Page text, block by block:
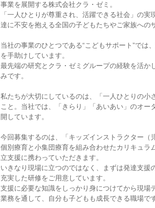
事業を展開する株式会社クラ・ゼミ。
「一人ひとりが尊重され、活躍できる社会」の
達に不安を抱える全国の子どもたちやご家族への
当社の事業のひとつである“こどもサポート”で
を手助けしています。
最先端の研究とクラ・ゼミグループの経験を活
みです。
私たちが大切にしているのは、「一人ひとりの小
こと。当社では、「きらり」「あいあい」のオ
開しています。
今回募集するのは、「キッズインストラクター（
個別療育と小集団療育を組み合わせたカリキュラ
立支援に携わっていただきます。
いきなり現場に立つのではなく、まずは発達支
充実した研修をご用意しています。
支援に必要な知識をしっかり身につけてから現場
業務を通して、自分も子どもも成長できる職場です